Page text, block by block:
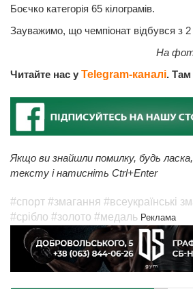
Боєчко категорія 65 кілограмів.
Зауважимо, що чемпіонат відбувся з 2
На
Читайте нас у Telegram-каналі. Там
Якщо ви знайшли помилку, будь
тексту і натисніть Ctrl+Enter
#спорт #змагання #всеукраїнські
#срібло #золото #медаль Реклама